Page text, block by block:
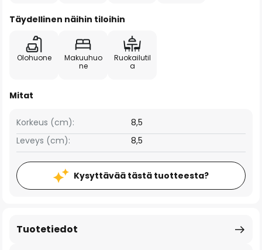
Täydellinen näihin tiloihin
Olohuone
Makuuhuo
ne
Ruokailutil
a
Mitat
Leveys (cm): 8,5
Korkeus (cm): 8,5
Kysyttävää tästä tuotteesta?
Tuotetiedot